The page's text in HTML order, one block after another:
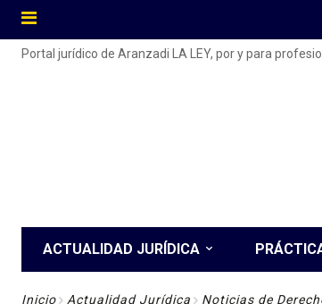
Portal jurídico de Aranzadi LA LEY, por y para
ACTUALIDAD JURÍDICA
Inicio Actualidad Jurídica Noticias de